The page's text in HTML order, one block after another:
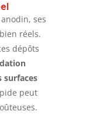
ses
réels.
dépôts
surfaces
peut